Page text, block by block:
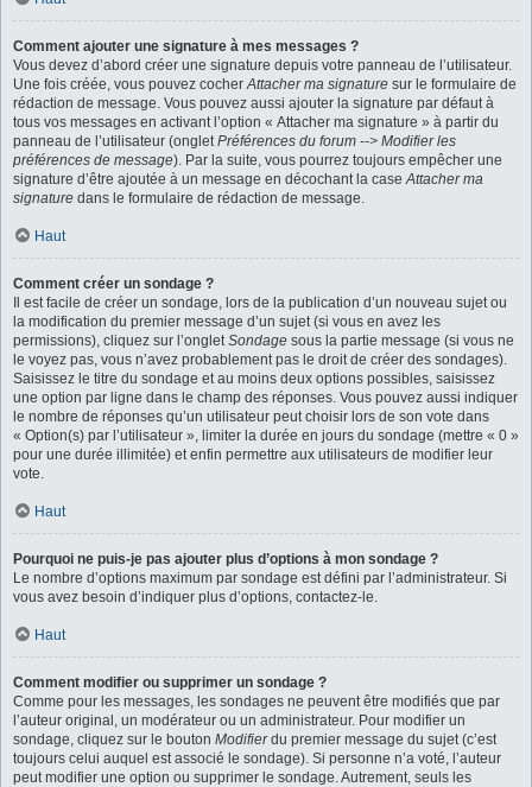
Comment ajouter une signature à mes messages ?
Vous devez d’abord créer une signature depuis votre panneau de l’utilisateur.
Une fois créée, vous pouvez cocherAttacher ma signature sur le formulaire de
rédaction de message. Vous pouvez aussi ajouter la signature par défaut à
tous vos messages en activant l’option « Attacher ma signature » à partir du
panneau de l’utilisateur (ongletPréférences du forum --> Modifier les
préférences de message). Par la suite, vous pourrez toujours empêcher une
signature d’être ajoutée à un message en décochant la caseAttacher ma
signature dans le formulaire de rédaction de message.
Haut
Comment créer un sondage ?
Il est facile de créer un sondage, lors de la publication d’un nouveau sujet ou
la modification du premier message d’un sujet (si vous en avez les
permissions), cliquez sur l’ongletSondage sous la partie message (si vous ne
le voyez pas, vous n’avez probablement pas le droit de créer des sondages).
Saisissez le titre du sondage et au moins deux options possibles, saisissez
une option par ligne dans le champ des réponses. Vous pouvez aussi indiquer
le nombre de réponses qu’un utilisateur peut choisir lors de son vote dans
« Option(s) par l’utilisateur », limiter la durée en jours du sondage (mettre « 0 »
pour une durée illimitée) et enfin permettre aux utilisateurs de modifier leur
vote.
Haut
Pourquoi ne puis-je pas ajouter plus d’options à mon sondage ?
Le nombre d’options maximum par sondage est défini par l’administrateur. Si
vous avez besoin d’indiquer plus d’options, contactez-le.
Haut
Comment modifier ou supprimer un sondage ?
Comme pour les messages, les sondages ne peuvent être modifiés que par
l’auteur original, un modérateur ou un administrateur. Pour modifier un
sondage, cliquez sur le bouton Modifierdu premier message du sujet (c’est
toujours celui auquel est associé le sondage). Si personne n’a voté, l’auteur
peut modifier une option ou supprimer le sondage. Autrement, seuls les